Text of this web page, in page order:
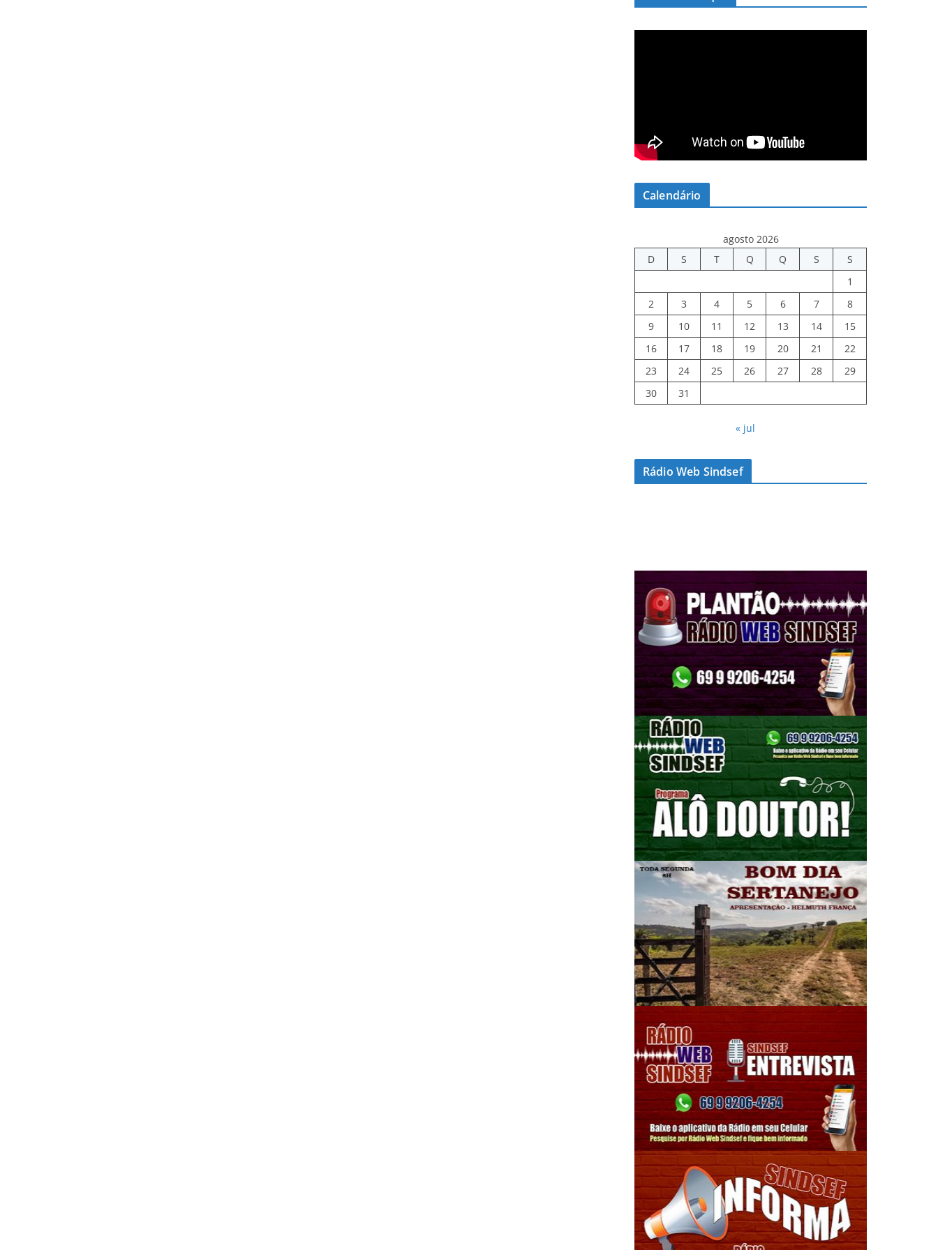
Calendário
agosto 2026
D
S T Q Q S
S
1
2
3 4 5 6 7
8
9
10 11 12 13 14
15
16
17 18 19 20 21
22
23
24 25 26 27 28
29
30
31
« jul
Rádio Web Sindsef